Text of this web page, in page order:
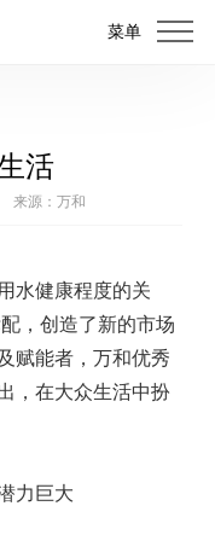
菜单
活
来源：万和
水健康程度的关
，创造了新的市场
赋能者，万和优秀
，在大众生活中扮
力巨大